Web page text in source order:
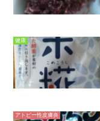
健康
アトピー性皮膚炎